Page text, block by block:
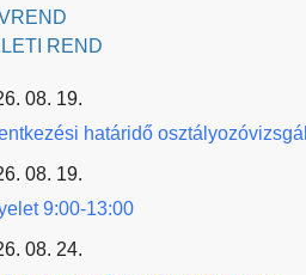
REND
08. 19.
határidő
08. 19.
9:00-13:00
08. 24.